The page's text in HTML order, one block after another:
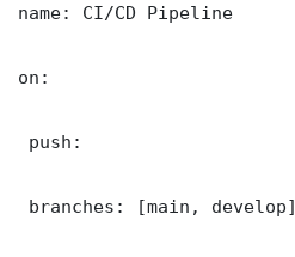
name: CI/CD Pipeline
on:
push:
branches: [main, develop]